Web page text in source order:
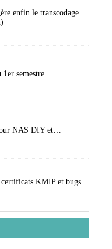
enfin le transcodage
semestre
NAS DIY et…
KMIP et bugs